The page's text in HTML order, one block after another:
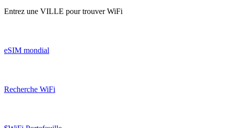
Entrez une VILLE pour trouver WiFi
eSIM mondial
Recherche WiFi